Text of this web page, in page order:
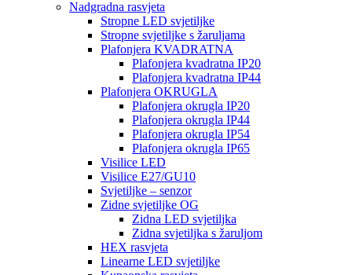
Nadgradna rasvjeta
Stropne LED svjetiljke
Stropne svjetiljke s žaruljama
Plafonjera KVADRATNA
Plafonjera kvadratna IP20
Plafonjera kvadratna IP44
Plafonjera OKRUGLA
Plafonjera okrugla IP20
Plafonjera okrugla IP44
Plafonjera okrugla IP54
Plafonjera okrugla IP65
Visilice LED
Visilice E27/GU10
Svjetiljke – senzor
Zidne svjetiljke OG
Zidna LED svjetiljka
Zidna svjetiljka s žaruljom
HEX rasvjeta
Linearne LED svjetiljke